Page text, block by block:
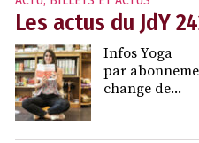
Les actus du JdY
Infos Yoga
par
change de...